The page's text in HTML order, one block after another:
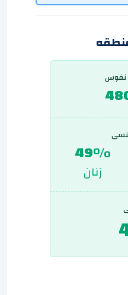
نفوس
49%
زنان